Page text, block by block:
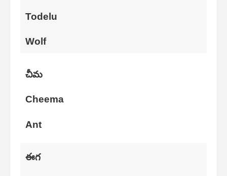
Todelu
Wolf
చీమ
Cheema
Ant
ఈగ